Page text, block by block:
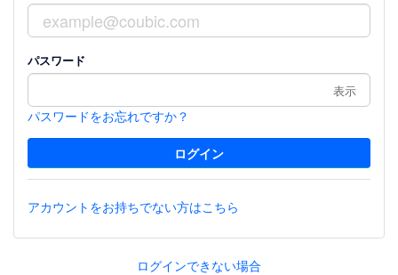
パスワード
表示
パスワードをお忘れですか？
アカウントをお持ちでない方はこちら
ログインできない場合